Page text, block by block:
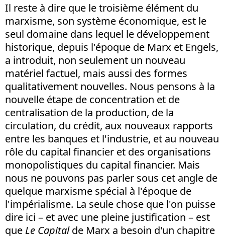
Il reste à dire que le troisième élément du
marxisme, son système économique, est le
seul domaine dans lequel le développement
historique, depuis l'époque de Marx et Engels,
a introduit, non seulement un nouveau
matériel factuel, mais aussi des formes
qualitativement nouvelles. Nous pensons à la
nouvelle étape de concentration et de
centralisation de la production, de la
circulation, du crédit, aux nouveaux rapports
entre les banques et l'industrie, et au nouveau
rôle du capital financier et des organisations
monopolistiques du capital financier. Mais
nous ne pouvons pas parler sous cet angle de
quelque marxisme spécial à l'époque de
l'impérialisme. La seule chose que l'on puisse
dire ici – et avec une pleine justification – est
que Le Capitalde Marx a besoin d'un chapitre